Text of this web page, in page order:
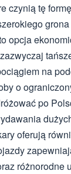
czynią tę
opcja
na
o
po
oferują
różnorodne